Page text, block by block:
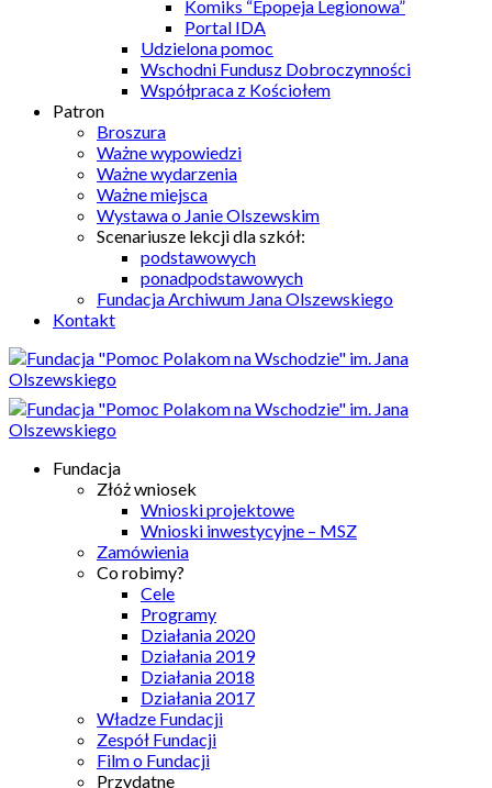
Komiks “Epopeja Legionowa”
Portal IDA
Udzielona pomoc
Wschodni Fundusz Dobroczynności
Współpraca z Kościołem
Patron
Broszura
Ważne wypowiedzi
Ważne wydarzenia
Ważne miejsca
Wystawa o Janie Olszewskim
Scenariusze lekcji dla szkół:
podstawowych
ponadpodstawowych
Fundacja Archiwum Jana Olszewskiego
Kontakt
Fundacja
Złóż wniosek
Wnioski projektowe
Wnioski inwestycyjne – MSZ
Zamówienia
Co robimy?
Cele
Programy
Działania 2020
Działania 2019
Działania 2018
Działania 2017
Władze Fundacji
Zespół Fundacji
Film o Fundacji
Przydatne